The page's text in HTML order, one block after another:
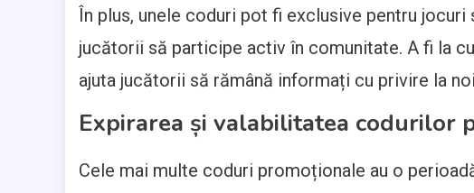
În plus, unele coduri pot fi exclusive pentru
jucătorii să participe activ în comunitate. A fi la
ajuta jucătorii să rămână informați cu privire la
Expirarea și valabilitatea codurilor
Cele mai multe coduri promoționale au o